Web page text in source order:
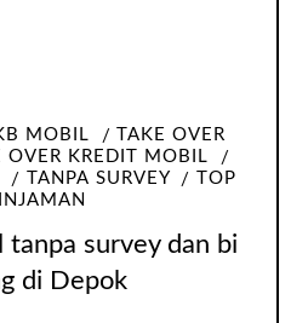
MOBIL
TAKE OVER
OVER KREDIT MOBIL
TANPA SURVEY
TOP
tanpa survey dan bi
di Depok